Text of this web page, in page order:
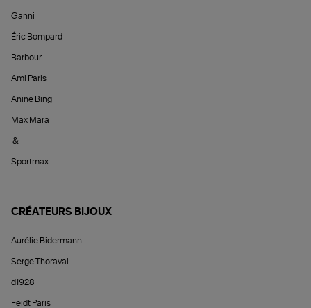
Ganni
Éric Bompard
Barbour
Ami Paris
Anine Bing
Max Mara
&
Sportmax
CRÉATEURS BIJOUX
Aurélie Bidermann
Serge Thoraval
d1928
Feidt Paris